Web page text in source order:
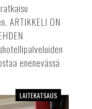
ARTIKKELI ON
enenevässä
LAITEKATSAUS